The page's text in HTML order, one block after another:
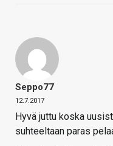
Seppo77
12.7.2017
Hyvä juttu koska
suhteeltaan paras